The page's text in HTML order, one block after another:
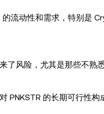
流动性和需求，特别是
了风险，尤其是那些不熟
PNKSTR 的长期可行性构